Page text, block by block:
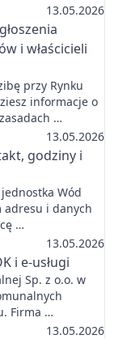
13.05.2026
i właścicieli
przy Rynku
informacje o
…
13.05.2026
godziny i
Wód
adresu i danych
…
13.05.2026
i e-usługi
Sp. z o.o. w
Firma …
13.05.2026